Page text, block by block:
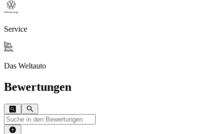
Service
Das Weltauto
Bewertungen